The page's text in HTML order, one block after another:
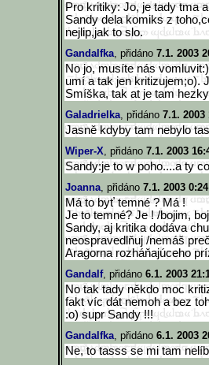
Pro kritiky: Jo, je tady tma
Sandy dela komiks z
nejlip,jak to slo.
Gandalfka, přidáno 7.1. 2003
No jo, musíte nás
umí a tak jen kritizujem;o).
Smíška, tak at je tam
Galadrielka, přidáno 7.1. 2003
Jasně kdyby tam nebylo
Wiper-X, přidáno 7.1. 2003
Sandy:je to w poho....a ty
Joanna, přidáno 7.1. 2003
Má to byť temné ? Má !
Je to temné? Je ! /bojim,
Sandy, aj kritika dodáva
neospravedlňuj /nemáš
Aragorna rozháňajúceho
Gandalf, přidáno 6.1. 2003
No tak tady někdo moc
fakt víc dát nemoh a bez
:o) supr Sandy !!!
Gandalfka, přidáno 6.1. 2003
Ne, to tasss se mi tam